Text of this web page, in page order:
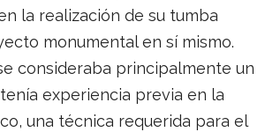
la realización de su tumba
monumental en sí mismo.
consideraba principalmente un
experiencia previa en la
una técnica requerida para el